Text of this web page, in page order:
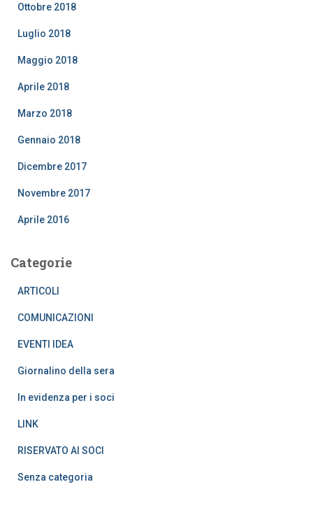
Ottobre 2018
Luglio 2018
Maggio 2018
Aprile 2018
Marzo 2018
Gennaio 2018
Dicembre 2017
Novembre 2017
Aprile 2016
Categorie
ARTICOLI
COMUNICAZIONI
EVENTI IDEA
Giornalino della sera
In evidenza per i soci
LINK
RISERVATO AI SOCI
Senza categoria